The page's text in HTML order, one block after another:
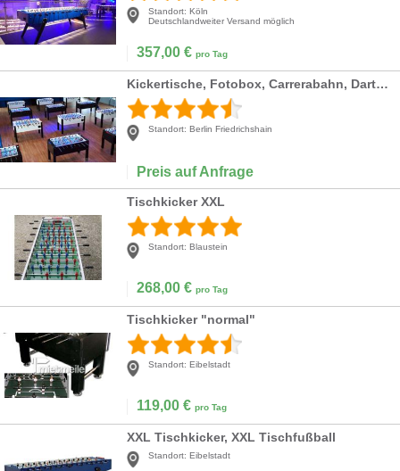
Standort: Köln
Deutschlandweiter Versand möglich
357,00 € pro Tag
Kickertische, Fotobox, Carrerabahn, Dart, Billard
Standort: Berlin Friedrichshain
Preis auf Anfrage
Tischkicker XXL
Standort: Blaustein
268,00 € pro Tag
Tischkicker "normal"
Standort: Eibelstadt
119,00 € pro Tag
XXL Tischkicker, XXL Tischfußball
Standort: Eibelstadt